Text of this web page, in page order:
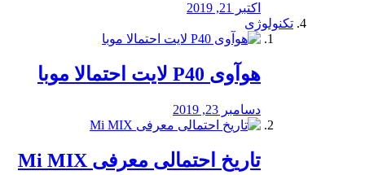
اکتبر 21, 2019
تکنولوژی
هوآوی P40 لایت احتمالا موبا
دسامبر 23, 2019
تاریخ احتمالی معرفی Mi MIX